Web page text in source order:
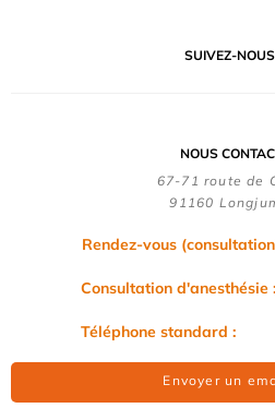
SUIVEZ-
NOUS
67-71 route de
91160
Rendez-vous
Consultation
Téléphone standard :
Envoyer un